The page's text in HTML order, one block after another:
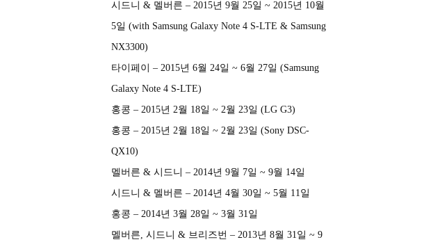
시드니 & 멜버른 – 2015년 9월 25일 ~ 2015년 10월
5일 (with Samsung Galaxy Note 4 S-LTE & Samsung
NX3300)
타이페이 – 2015년 6월 24일 ~ 6월 27일 (Samsung
Galaxy Note 4 S-LTE)
홍콩 – 2015년 2월 18일 ~ 2월 23일 (LG G3)
홍콩 – 2015년 2월 18일 ~ 2월 23일 (Sony DSC-
QX10)
멜버른 & 시드니 – 2014년 9월 7일 ~ 9월 14일
시드니 & 멜버른 – 2014년 4월 30일 ~ 5월 11일
홍콩 – 2014년 3월 28일 ~ 3월 31일
멜버른, 시드니 & 브리즈번 – 2013년 8월 31일 ~ 9